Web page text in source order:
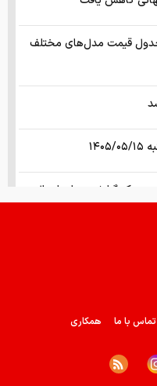
شد/ جدول قیمت مدل‌های مختلف
یک گزارش درباره اعمال
مرغ گران‌تر می‌شود
تماس با ما همکاری